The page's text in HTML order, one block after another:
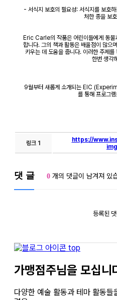
- 서식지 보호의 필요성: 서식지를 보호
처한 종을 보
Eric Carle의 작품은 어린이들에게 동물
합니다. 그의 책과 활동은 배울점이 많으
키우는 데 도움을 줍니다. 이러한 주제
한번 생각
9월부터 새롭게 소개되는 EIC
를 통해 프로그
링크 1
https://
댓 글 0 개의 댓글이 남겨져 있
등록된
top
가맹점주님을 모십니
다양한 예술 활동과 테마 활동